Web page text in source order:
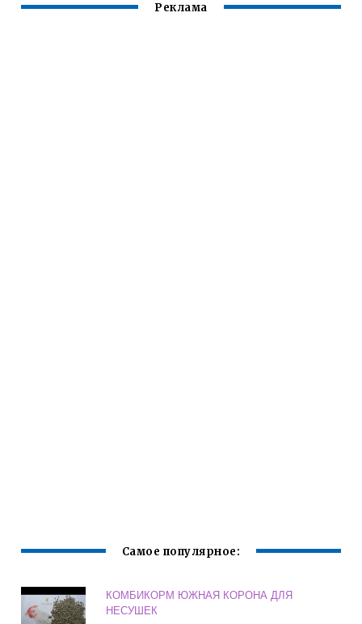
Реклама
Самое популярное:
КОМБИКОРМ ЮЖНАЯ КОРОНА ДЛЯ
НЕСУШЕК